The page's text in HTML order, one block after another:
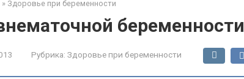
» Здоровье при беременности
беременности
Рубрика: Здоровье при беременности